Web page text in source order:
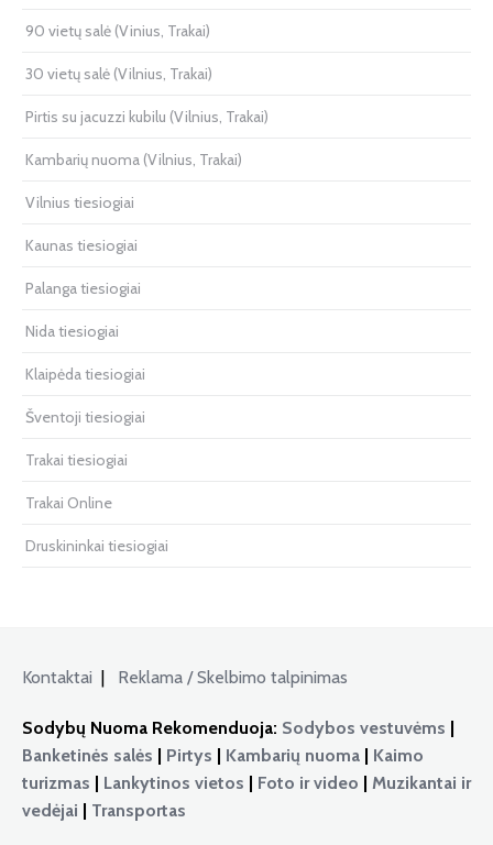
90 vietų salė (Vinius, Trakai)
30 vietų salė (Vilnius, Trakai)
Pirtis su jacuzzi kubilu (Vilnius, Trakai)
Kambarių nuoma (Vilnius, Trakai)
Vilnius tiesiogiai
Kaunas tiesiogiai
Palanga tiesiogiai
Nida tiesiogiai
Klaipėda tiesiogiai
Šventoji tiesiogiai
Trakai tiesiogiai
Trakai Online
Druskininkai tiesiogiai
Kontaktai | Reklama / Skelbimo talpinimas
Sodybų Nuoma Rekomenduoja: Sodybos vestuvėms |
Banketinės salės | Pirtys | Kambarių nuoma | Kaimo
turizmas | Lankytinos vietos | Foto ir video | Muzikantai ir
vedėjai | Transportas